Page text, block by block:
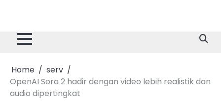
Home
serv
OpenAI Sora 2 hadir dengan video lebih realistik dan
audio dipertingkat